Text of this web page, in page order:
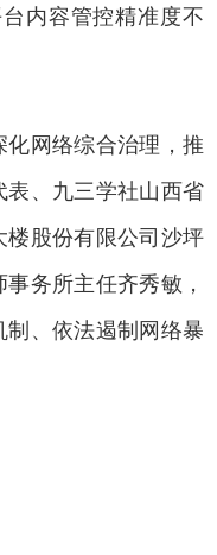
内容管控精准度不
网络综合治理，推
、九三学社山西省
股份有限公司沙坪
务所主任齐秀敏，
、依法遏制网络暴